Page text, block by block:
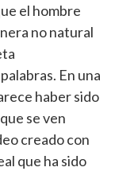
el hombre
no natural
En una
haber sido
se ven
creado con
que ha sido